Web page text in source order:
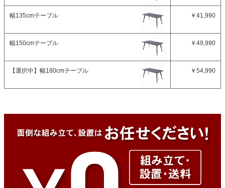
幅135cmテーブル ￥41,990
幅150cmテーブル ￥49,990
【選択中】 幅180cmテーブル ￥54,990